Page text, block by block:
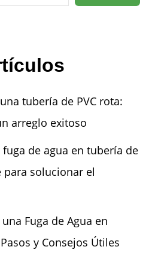
tubería de PVC rota:
arreglo exitoso
de agua en tubería de
para solucionar el
Fuga de Agua en
y Consejos Útiles